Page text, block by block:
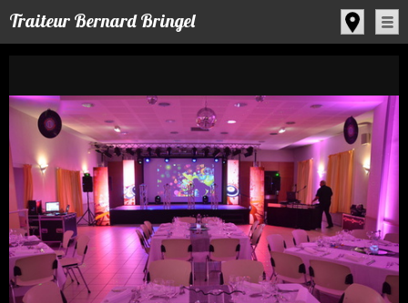
Traiteur Bernard Bringel
Panneau de gestion des cookies